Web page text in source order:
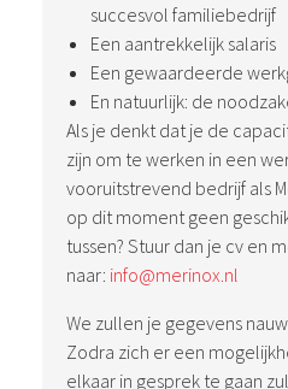
succesvol familiebedrijf
Een aantrekkelijk salaris
Een gewaardeerde
En natuurlijk: de
Als je denkt dat je de
zijn om te werken in een
vooruitstrevend bedrijf als
op dit moment geen
tussen? Stuur dan je cv en
naar: info@merinox.nl
We zullen je gegevens
Zodra zich er een
elkaar in gesprek te gaan